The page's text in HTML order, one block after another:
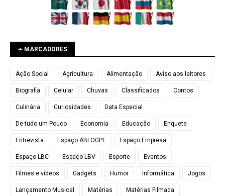
➛ MARCADORES
Ação Social Agricultura Alimentação Aviso aos leitores
Biografia Celular Chuvas Classificados Contos
Culinária Curiosidades Data Especial
De tudo um Pouco Economia Educação Enquete
Entrevista Espaço ABLOGPE Espaço Empresa
Espaço LBC Espaço LBV Esporte Eventos
Filmes e vídeos Gadgets Humor Informática Jogos
Lançamento Musical Matérias Matérias Filmada